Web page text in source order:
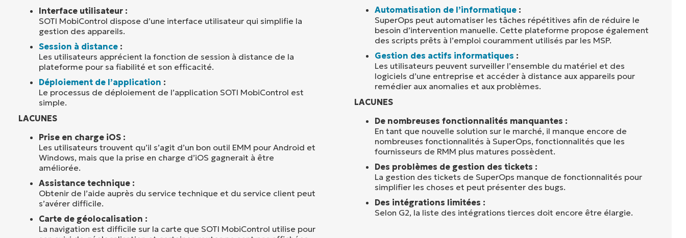
Interface utilisateur :
SOTI MobiControl dispose d’une interface utilisateur qui simplifie la
gestion des appareils.
Session à distance :
Les utilisateurs apprécient la fonction de session à distance de la
plateforme pour sa fiabilité et son efficacité.
Déploiement de l’application :
Le processus de déploiement de l’application SOTI MobiControl est
simple.
LACUNES
Prise en charge iOS :
Les utilisateurs trouvent qu’il s’agit d’un bon outil EMM pour Android et
Windows, mais que la prise en charge d’iOS gagnerait à être
améliorée.
Assistance technique :
Obtenir de l’aide auprès du service technique et du service client peut
s’avérer difficile.
Carte de géolocalisation :
La navigation est difficile sur la carte que SOTI MobiControl utilise pour
Automatisation de l’informatique :
SuperOps peut automatiser les tâches répétitives afin de réduire le
besoin d’intervention manuelle. Cette plateforme propose également
des scripts prêts à l’emploi couramment utilisés par les MSP.
Gestion des actifs informatiques :
Les utilisateurs peuvent surveiller l’ensemble du matériel et des
logiciels d’une entreprise et accéder à distance aux appareils pour
remédier aux anomalies et aux problèmes.
LACUNES
De nombreuses fonctionnalités manquantes :
En tant que nouvelle solution sur le marché, il manque encore de
nombreuses fonctionnalités à SuperOps, fonctionnalités que les
fournisseurs de RMM plus matures possèdent.
Des problèmes de gestion des tickets :
La gestion des tickets de SuperOps manque de fonctionnalités pour
simplifier les choses et peut présenter des bugs.
Des intégrations limitées :
Selon G2, la liste des intégrations tierces doit encore être élargie.